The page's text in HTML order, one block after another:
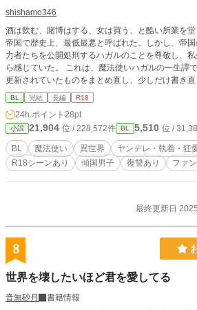
shishamo346
酒は飲む、賭博はする、女は買う、と酷い所業を堂
帝国で歴史上、最低最悪と呼ばれた。しかし、帝
力者たちを公開処刑するハガルのことを尊敬し、
ら感じていた。 これは、魔法使いハガルの一生譚である。 もともと
更新されていたものをまとめ直し、少しだけ書き
に入っています。 ハガルに関わった者たちの視点
のは、皇帝ラインハルトです。皇帝ラインハルトと
しています。 妖精憑きシリーズです。
BL 完結 長編 R18
24h.ポイント 28pt
小説 21,904 位 / 228,572件 BL 5,510 位 /
BL 魔法使い 異世界 ヤンデレ・執着・狂
R18シーンあり
傾国男子 復讐あり ファ
最終更新日
8
世界を壊したいほど君を愛してる
音無砂月
書籍情報